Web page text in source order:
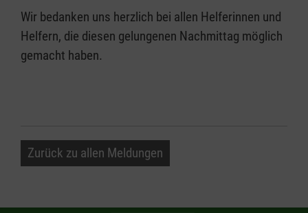
Wir bedanken uns herzlich bei allen Helferinnen und
Helfern, die diesen gelungenen Nachmittag möglich
gemacht haben.
Zurück zu allen Meldungen